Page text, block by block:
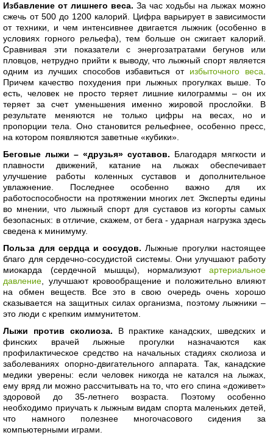
Избавление от лишнего веса.За час ходьбы на лыжах можно
сжечь от 500 до 1200 калорий. Цифра варьирует в зависимости
от техники, и чем интенсивнее двигается лыжник (особенно в
условиях горного рельефа), тем больше он сжигает калорий.
Сравнивая эти показатели с энергозатратами бегунов или
пловцов, нетрудно прийти к выводу, что лыжный спорт является
одним из лучших способов избавиться от избыточного веса
Причем качество похудения при лыжных прогулках выше. То
есть, человек не просто теряет лишние килограммы – он их
теряет за счет уменьшения именно жировой прослойки. В
результате меняются не только цифры на весах, но и
пропорции тела. Оно становится рельефнее, особенно пресс,
на котором появляются заветные «кубики».
Беговые лыжи – «друзья» суставов. Благодаря мягкости и
плавности движений, катание на лыжах обеспечивает
улучшение работы коленных суставов и дополнительное
увлажнение. Последнее особенно важно для их
работоспособности на протяжении многих лет. Эксперты едины
во мнении, что лыжный спорт для суставов из когорты самых
безопасных: в отличие, скажем, от бега - ударная нагрузка здесь
сведена к минимуму.
Польза для сердца и сосудов.Лыжные прогулки настоящее
благо для сердечно-сосудистой системы. Они улучшают работу
миокарда (сердечной мышцы), нормализуют артериальное
давление , улучшают кровообращение и положительно влияют
на обмен веществ. Все это в свою очередь очень хорошо
сказывается на защитных силах организма, поэтому лыжники –
это люди с крепким иммунитетом.
Лыжи против сколиоза. В практике канадских, шведских и
финских врачей лыжные прогулки назначаются как
профилактическое средство на начальных стадиях сколиоза и
заболеваниях опорно-двигательного аппарата. Так, канадские
медики уверены: если человек никогда не катался на лыжах,
ему вряд ли можно рассчитывать на то, что его спина «доживет»
здоровой до 35-летнего возраста. Поэтому особенно
необходимо приучать к лыжным видам спорта маленьких детей,
что намного полезнее многочасового сидения за
компьютерными играми.